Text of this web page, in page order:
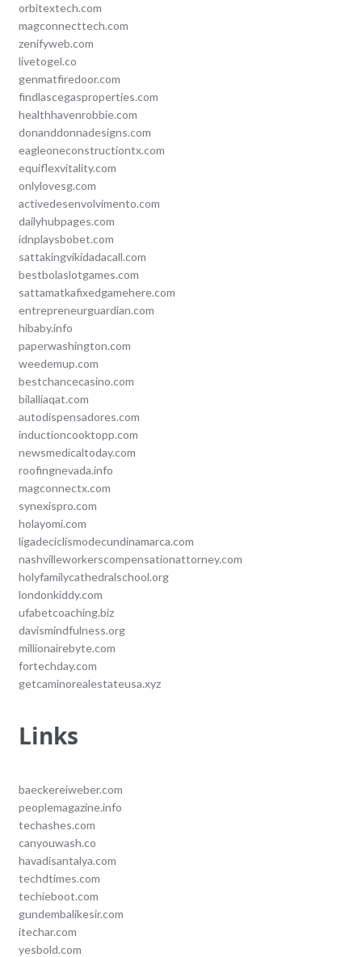
orbitextech.com
magconnecttech.com
zenifyweb.com
livetogel.co
genmatfiredoor.com
findlascegasproperties.com
healthhavenrobbie.com
donanddonnadesigns.com
eagleoneconstructiontx.com
equiflexvitality.com
onlylovesg.com
activedesenvolvimento.com
dailyhubpages.com
idnplaysbobet.com
sattakingvikidadacall.com
bestbolaslotgames.com
sattamatkafixedgamehere.com
entrepreneurguardian.com
hibaby.info
paperwashington.com
weedemup.com
bestchancecasino.com
bilalliaqat.com
autodispensadores.com
inductioncooktopp.com
newsmedicaltoday.com
roofingnevada.info
magconnectx.com
synexispro.com
holayomi.com
ligadeciclismodecundinamarca.com
nashvilleworkerscompensationattorney.com
holyfamilycathedralschool.org
londonkiddy.com
ufabetcoaching.biz
davismindfulness.org
millionairebyte.com
fortechday.com
getcaminorealestateusa.xyz
Links
baeckereiweber.com
peoplemagazine.info
techashes.com
canyouwash.co
havadisantalya.com
techdtimes.com
techieboot.com
gundembalikesir.com
itechar.com
yesbold.com